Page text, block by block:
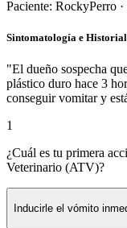
Paciente: RockyPerro ·
Sintomatología e
"El dueño sospecha
plástico duro hace 3
conseguir vomitar y
1
¿Cuál es tu primera
Veterinario (ATV)?
Inducirle el vómito